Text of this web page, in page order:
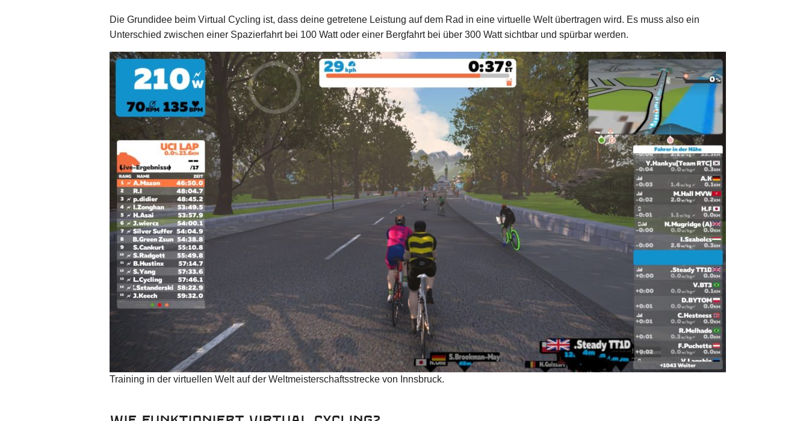
Die Grundidee beim Virtual Cycling ist, dass deine getretene Leistung auf dem Rad in eine virtuelle Welt übertragen wird. Es muss also ein
Unterschied zwischen einer Spazierfahrt bei 100 Watt oder einer Bergfahrt bei über 300 Watt sichtbar und spürbar werden.
Training in der virtuellen Welt auf der Weltmeisterschaftsstrecke von Innsbruck.